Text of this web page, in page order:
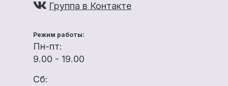
Группа в Контакте
Режим работы:
Пн-пт:
9.00 - 19.00
Сб: